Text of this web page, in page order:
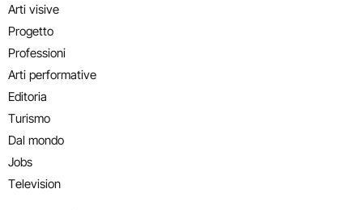
Arti visive
Progetto
Professioni
Arti performative
Editoria
Turismo
Dal mondo
Jobs
Television